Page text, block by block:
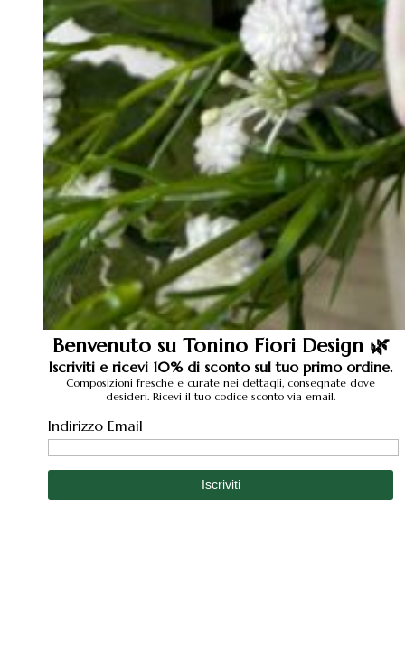
Benvenuto su Tonino Fiori Design 🌿
Iscriviti e ricevi 10% di sconto sul tuo primo ordine.
Composizioni fresche e curate nei dettagli, consegnate dove
desideri. Ricevi il tuo codice sconto via email.
Indirizzo Email